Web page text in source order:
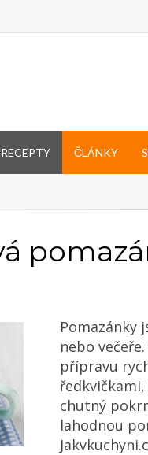
RECEPTY ČLÁNKY
Pomazánky
nebo
přípravu
chutný
lahodnou